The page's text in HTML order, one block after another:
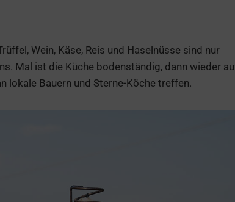
Wein, Käse, Reis und Haselnüsse sind nur
Mal ist die Küche bodenständig, dann wieder
lokale Bauern und Sterne-Köche treffen.